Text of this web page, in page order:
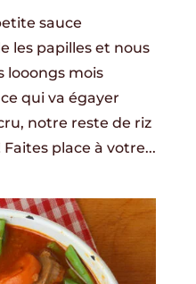
sauce
les papilles et nous
looongs mois
qui va égayer
notre reste de riz
place à votre...